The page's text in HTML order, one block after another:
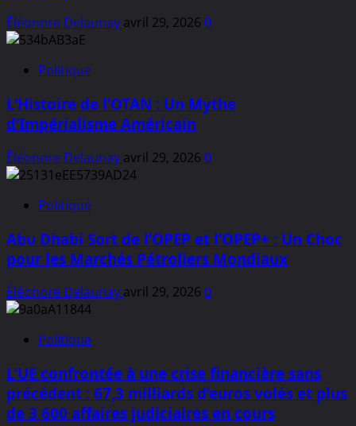
Éléonore Delaunay avril 29, 2026 0
Politique
L’Histoire de l’OTAN : Un Mythe
d’Impérialisme Américain
Éléonore Delaunay avril 29, 2026 0
Politique
Abu Dhabi Sort de l’OPEP et l’OPEP+ : Un Choc
pour les Marchés Pétroliers Mondiaux
Éléonore Delaunay avril 29, 2026 0
Politique
L’UE confrontée à une crise financière sans
précédent : 67,3 milliards d’euros volés et plus
de 3 600 affaires judiciaires en cours